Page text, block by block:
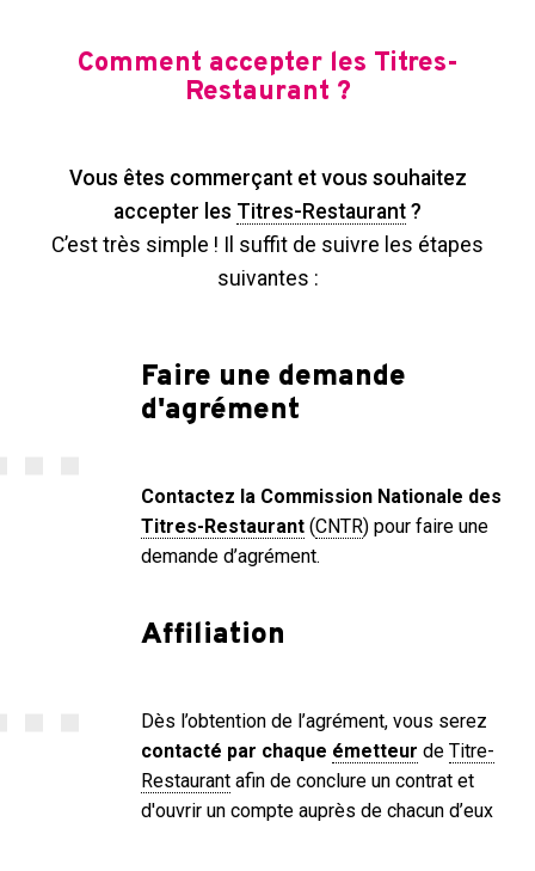
Comment accepter les Titres-
Restaurant ?
Vous êtes commerçant et vous souhaitez
accepter les Titres-Restaurant ?
C’est très simple ! Il suffit de suivre les étapes
suivantes :
Faire une demande
d'agrément
Contactez la Commission Nationale des
Titres-Restaurant (CNTR) pour faire une
demande d’agrément.
Affiliation
Dès l’obtention de l’agrément, vous serez
contacté par chaque émetteur de Titre-
Restaurant afin de conclure un contrat et
d'ouvrir un compte auprès de chacun d’eux